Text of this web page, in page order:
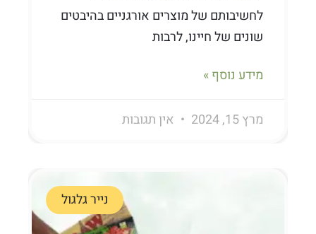
לחשיבותם של מוצרים אורגניים בהיבטים
שונים של חיינו, לרבות
מידע נוסף »
מרץ 15, 2024 אין תגובות
נייר גלגול